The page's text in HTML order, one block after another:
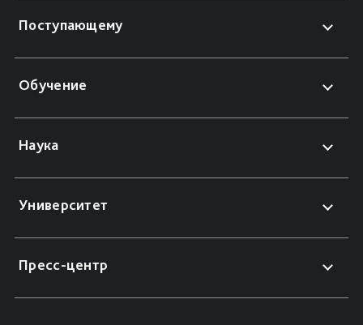
Поступающему
Обучение
Наука
Университет
Пресс-центр